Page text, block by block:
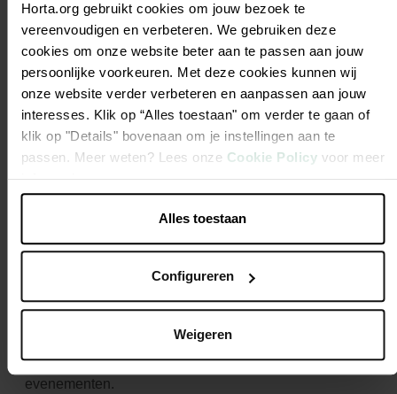
Horta.org gebruikt cookies om jouw bezoek te
vereenvoudigen en verbeteren. We gebruiken deze
cookies om onze website beter aan te passen aan jouw
persoonlijke voorkeuren. Met deze cookies kunnen wij
onze website verder verbeteren en aanpassen aan jouw
interesses. Klik op “Alles toestaan" om verder te gaan of
klik op "Details" bovenaan om je instellingen aan te
passen. Meer weten? Lees onze Cookie Policyvoor meer
informatie.
Alles toestaan
Configureren
Weigeren
Gazonmeststof
Humifirst 20kg
€ 33,95
Beste prijs-
kwaliteit
Pindakaas 330gr
original
€ 2,95
Beste prijs-
kwaliteit
Vanaf
Meerdere
kwaliteit
Folders en
evenementen
Blijf deze pagina nauwlettend in de gaten houden en
mis geen enkele kans op geweldige promoties en
evenementen.